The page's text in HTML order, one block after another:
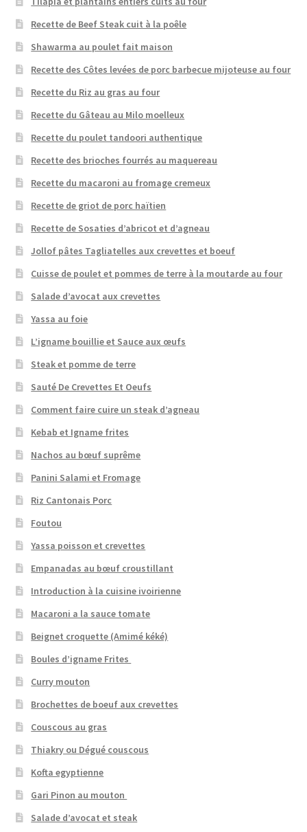
Recette de Beef Steak cuit à la poêle
Shawarma au poulet fait maison
Recette des Côtes levées de porc barbecue mijoteuse au four
Recette du Riz au gras au four
Recette du Gâteau au Milo moelleux
Recette du poulet tandoori authentique
Recette des brioches fourrés au maquereau
Recette du macaroni au fromage cremeux
Recette de griot de porc haïtien
Recette de Sosaties d’abricot et d’agneau
Jollof pâtes Tagliatelles aux crevettes et boeuf
Cuisse de poulet et pommes de terre à la moutarde au four
Salade d’avocat aux crevettes
Yassa au foie
L’igname bouillie et Sauce aux œufs
Steak et pomme de terre
Sauté De Crevettes Et Oeufs
Comment faire cuire un steak d’agneau
Kebab et Igname frites
Nachos au bœuf suprême
Panini Salami et Fromage
Riz Cantonais Porc
Foutou
Yassa poisson et crevettes
Empanadas au bœuf croustillant
Introduction à la cuisine ivoirienne
Macaroni a la sauce tomate
Beignet croquette (Amimé kéké)
Boules d’igname Frites
Curry mouton
Brochettes de boeuf aux crevettes
Couscous au gras
Thiakry ou Dégué couscous
Kofta egyptienne
Gari Pinon au mouton
Salade d’avocat et steak